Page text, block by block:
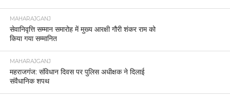
MAHARAJGANJ
सेवानिवृत्ति सम्मान समारोह में मुख्य आरक्षी गौरी शंकर राम को
किया गया सम्मानित
MAHARAJGANJ
महराजगंज: संविधान दिवस पर पुलिस अधीक्षक ने दिलाई
संवैधानिक शपथ